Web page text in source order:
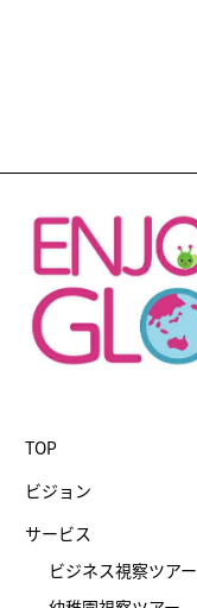
TOP
ビジョン
サービス
ビジネス視察ツアー